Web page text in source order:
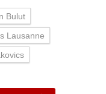
Bulut
Lausanne